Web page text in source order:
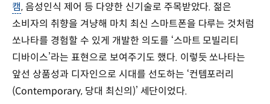
캠, 음성인식 제어 등 다양한 신기술로 주목받았다. 젊은
소비자의 취향을 겨냥해 마치 최신 스마트폰을 다루는 것처럼
쏘나타를 경험할 수 있게 개발한 의도를 ‘스마트 모빌리티
디바이스’라는 표현으로 보여주기도 했다. 이렇듯 쏘나타는
앞선 상품성과 디자인으로 시대를 선도하는 ‘컨템포러리
(Contemporary, 당대 최신의)’ 세단이었다.